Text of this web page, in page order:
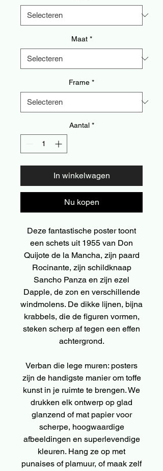
Maat *
Frame *
Aantal *
In winkelwagen
Nu kopen
Deze fantastische poster toont
een schets uit 1955 van Don
Quijote de la Mancha, zijn paard
Rocinante, zijn schildknaap
Sancho Panza en zijn ezel
Dapple, de zon en verschillende
windmolens. De dikke lijnen, bijna
krabbels, die de figuren vormen,
steken scherp af tegen een effen
achtergrond.
Verban die lege muren: posters
zijn de handigste manier om toffe
kunst in je ruimte te brengen. We
drukken elk ontwerp op glad
glanzend of mat papier voor
scherpe, hoogwaardige
afbeeldingen en superlevendige
kleuren. Hang ze op met
punaises of plamuur, of maak zelf